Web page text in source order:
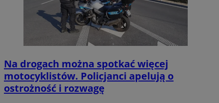
Na drogach można spotkać więcej
motocyklistów. Policjanci apelują o
ostrożność i rozwagę